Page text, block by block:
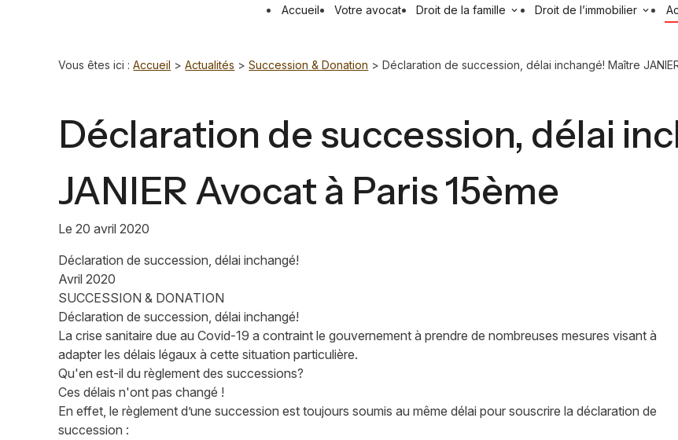
Accueil Votre avocat Droit de la famille Droit de l’immobilier
Vous êtes ici : Accueil >Actualités >Succession & Donation > Déclaration de succession, délai inchangé! Maître
Déclaration de succession, délai
JANIER Avocat à Paris 15ème
Le20 avril 2020
Déclaration de succession, délai inchangé!
Avril 2020
SUCCESSION & DONATION
Déclaration de succession, délai inchangé!
La crise sanitaire due au Covid-19 a contraint le gouvernement à prendre de nombreuses mesures visant à
adapter les délais légaux à cette situation particulière.
Qu'en est-il du règlement des successions?
Ces délais n'ont pas changé !
En effet, le règlement d’une succession est toujours soumis au même délai pour souscrire la déclaration de
succession :